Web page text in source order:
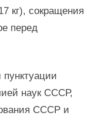
кг), сокращения
перед
наук СССР,
СССР и